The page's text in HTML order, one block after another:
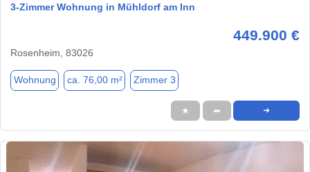
3-Zimmer Wohnung in Mühldorf am Inn
449.900 €
Rosenheim, 83026
Wohnung ca. 76,00 m² Zimmer 3
★ ➦ ➜